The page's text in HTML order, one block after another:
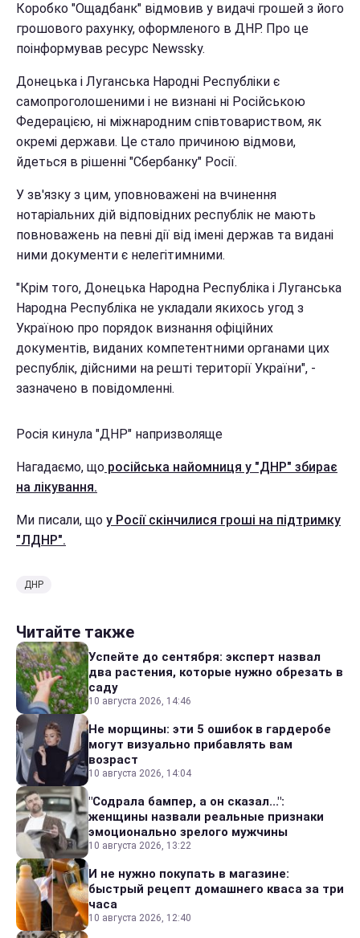
Коробко "Ощадбанк" відмовив у видачі грошей з його
грошового рахунку, оформленого в ДНР. Про це
поінформував ресурс Newssky.
Донецька і Луганська Народні Республіки є
самопроголошеними і не визнані ні Російською
Федерацією, ні міжнародним співтовариством, як
окремі держави. Це стало причиною відмови,
йдеться в рішенні "Сбербанку" Росії.
У зв'язку з цим, уповноважені на вчинення
нотаріальних дій відповідних республік не мають
повноважень на певні дії від імені держав та видані
ними документи є нелегітимними.
"Крім того, Донецька Народна Республіка і Луганська
Народна Республіка не укладали якихось угод з
Україною про порядок визнання офіційних
документів, виданих компетентними органами цих
республік, дійсними на решті території України", -
зазначено в повідомленні.
Росія кинула "ДНР" напризволяще
Нагадаємо, що російська найомниця у "ДНР" збирає
на лікування.
Ми писали, що у Росії скінчилися гроші на підтримку
"ЛДНР".
ДНР
Читайте также
Успейте до сентября: эксперт назвал
два растения, которые нужно обрезать в
саду
10 августа 2026, 14:46
Не морщины: эти 5 ошибок в гардеробе
могут визуально прибавлять вам
возраст
10 августа 2026, 14:04
"Содрала бампер, а он сказал...":
женщины назвали реальные признаки
эмоционально зрелого мужчины
10 августа 2026, 13:22
И не нужно покупать в магазине:
быстрый рецепт домашнего кваса за три
часа
10 августа 2026, 12:40